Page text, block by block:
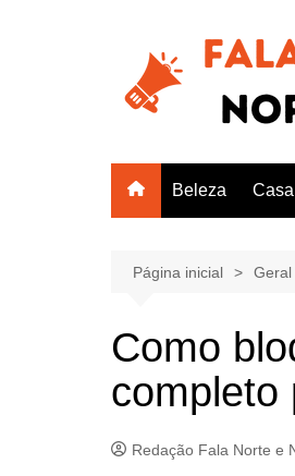
Beleza Casa
Página inicial Geral
Como
completo
Redação Fala Norte e